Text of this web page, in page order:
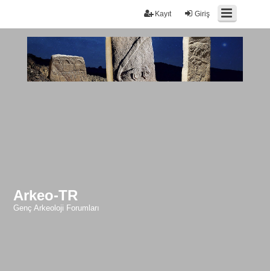
Giriş
Kayıt
Arkeo-TR
Genç Arkeoloji Forumları